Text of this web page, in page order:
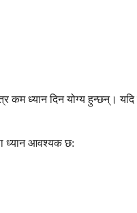
कम ध्यान दिन योग्य हुन्छन्।
ध्यान आवश्यक छ: